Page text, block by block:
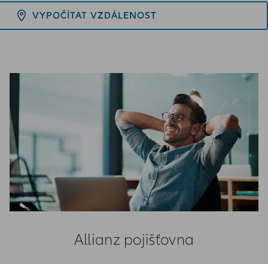
VYPOČÍTAT VZDÁLENOST
Allianz pojišťovna